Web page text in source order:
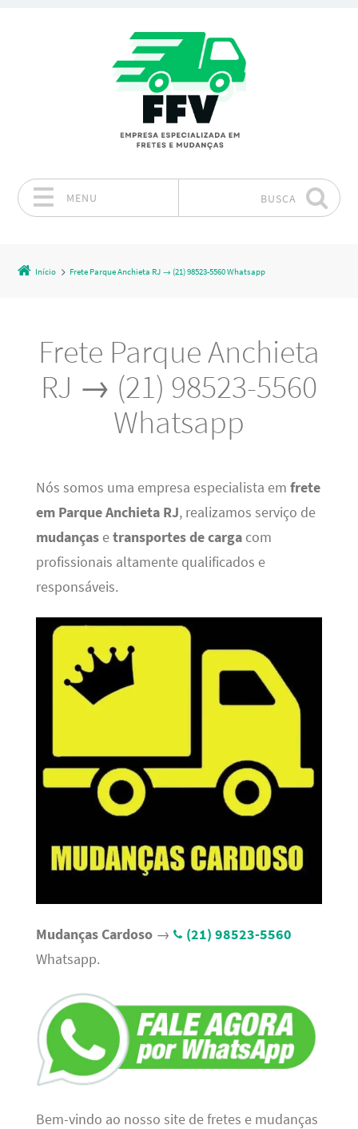
MENU BUSCA
Início Frete Parque Anchieta RJ → (21) 98523-5560 Whatsapp
Frete Parque Anchieta
RJ → (21) 98523-5560
Whatsapp
Nós somos uma empresa especialista em frete
em Parque Anchieta RJ, realizamos serviço de
mudançasetransportes de cargacom
profissionais altamente qualificados e
responsáveis.
Mudanças Cardoso→
(21) 98523-5560
Whatsapp.
Bem-vindo ao nosso site de fretes e mudanças